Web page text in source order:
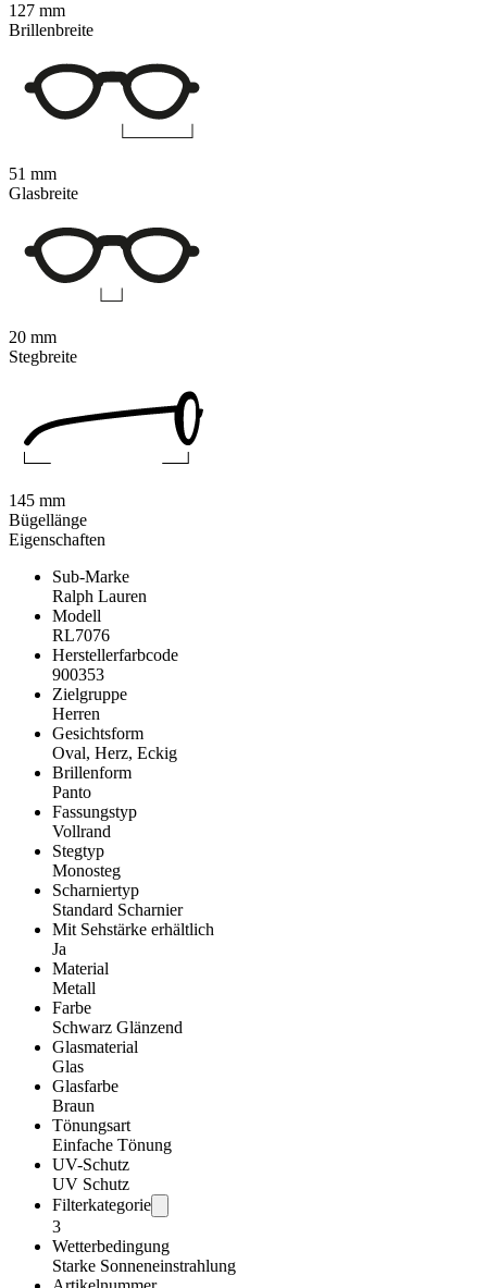
Eigenschaften
Sub-Marke
Ralph Lauren
Modell
RL7076
Herstellerfarbcode
900353
Zielgruppe
Herren
Gesichtsform
Oval, Herz, Eckig
Brillenform
Panto
Fassungstyp
Vollrand
Stegtyp
Monosteg
Scharniertyp
Standard Scharnier
Mit Sehstärke erhältlich
Ja
Material
Metall
Farbe
Schwarz Glänzend
Glasmaterial
Glas
Glasfarbe
Braun
Tönungsart
Einfache Tönung
UV-Schutz
UV Schutz
Filterkategorie
3
Wetterbedingung
Starke Sonneneinstrahlung
127 mm
Brillenbreite
51 mm
Glasbreite
20 mm
Stegbreite
145 mm
Bügellänge